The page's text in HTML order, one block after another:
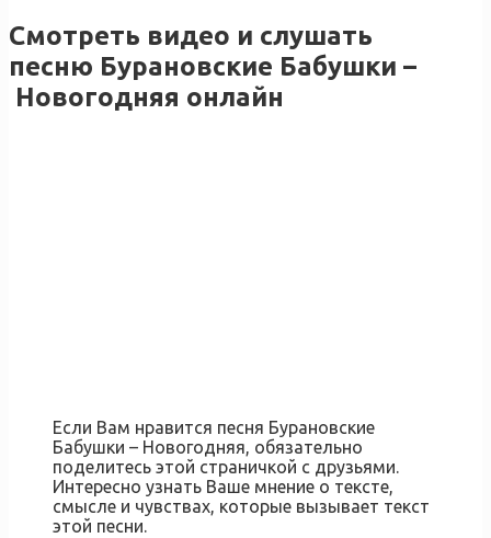
Смотреть видео и слушать
песню Бурановские Бабушки –
Новогодняя онлайн
Если Вам нравится песня Бурановские
Бабушки – Новогодняя, обязательно
поделитесь этой страничкой с друзьями.
Интересно узнать Ваше мнение о тексте,
смысле и чувствах, которые вызывает текст
этой песни.